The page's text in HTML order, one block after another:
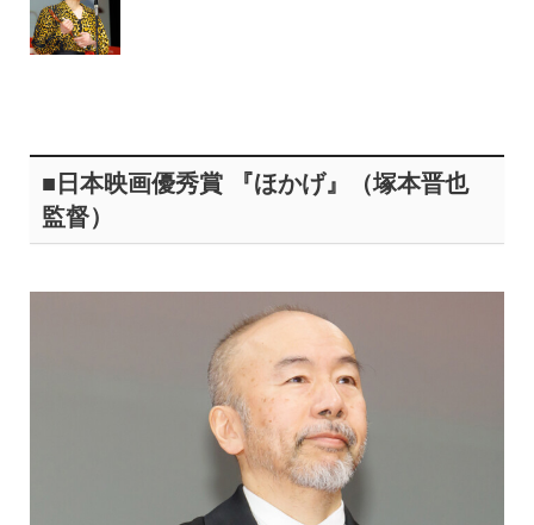
■日本映画優秀賞 『ほかげ』（塚本晋也
監督）